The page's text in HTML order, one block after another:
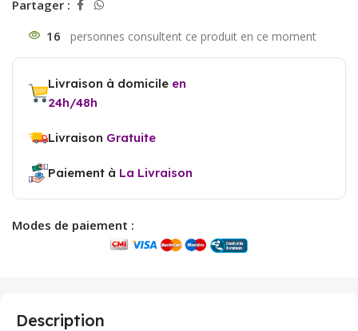
Partager :
16
Livraison à domicile en
24h/48h
Livraison Gratuite
Paiement à La Livraison
Modes de paiement :
Description